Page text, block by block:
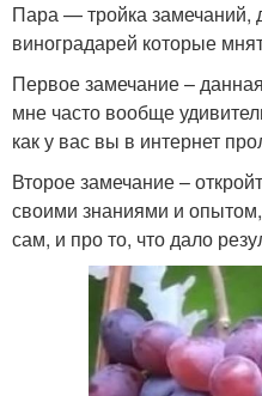
Пара — тройка замечаний,
виноградарей которые
Первое замечание –
мне часто вообще
как у вас вы в интернет
Второе замечание –
своими знаниями и
сам, и про то, что дало